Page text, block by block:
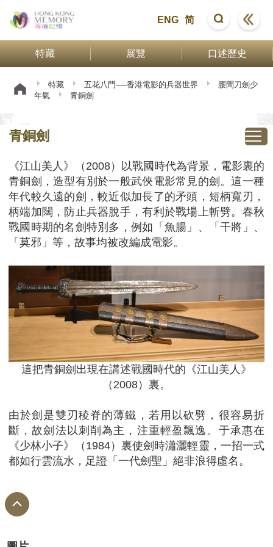
ENG 简
特藏 展覽 口述歷史
特藏 五花八門──香港電影的兵器世界
腰間刀劍少
年氣
青銅劍
青銅劍
《江山美人》（2008）以戰國時代為背景，電影裏的
青銅劍，造型有別於一般武俠電影常見的劍。這一種
年代較久遠的劍，較近似加長了的矛頭，短柄寬刃，
柄端加闊，防止兵器脫手，有利於戰場上斬劈。春秋
戰國時期的名劍特別多，例如「魚腸」、「干將」、
「莫邪」等，故事均被改編成電影。
這把青銅劍出現在講述戰國時代的《江山美人》
（2008）裏。
由於劍是雙刃稜脊的薄鐵，若用以砍劈，很容易折
斷，故劍法以刺削為主，注重輕盈飄逸。于承惠在
《少林小子》（1984）裏使劍時瀟灑輕靈，一招一式
都如行雲流水，足證「一代劍聖」絕非浪得虛名。